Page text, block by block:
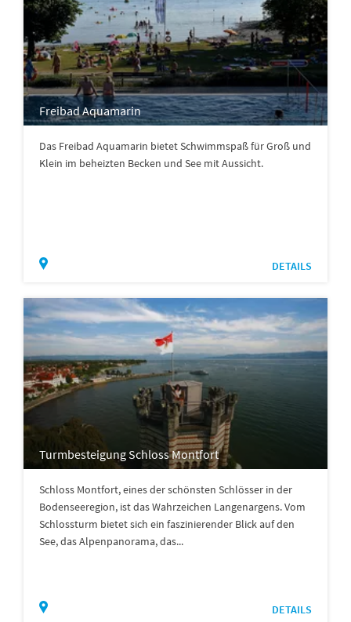
Freibad Aquamarin
Das Freibad Aquamarin bietet Schwimmspaß für Groß und
Klein im beheizten Becken und See mit Aussicht.
DETAILS
Turmbesteigung Schloss Montfort
Schloss Montfort, eines der schönsten Schlösser in der
Bodenseeregion, ist das Wahrzeichen Langenargens. Vom
Schlossturm bietet sich ein faszinierender Blick auf den
See, das Alpenpanorama, das...
DETAILS